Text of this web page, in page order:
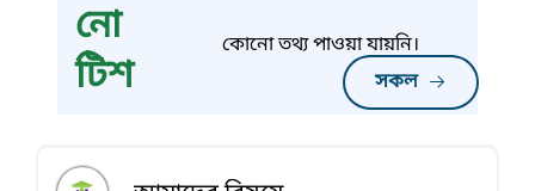
নো
টিশ
সকল
কোনো তথ্য পাওয়া যায়নি।